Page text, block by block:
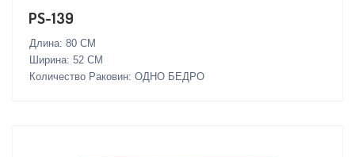
PS-139
Длина: 80 СМ
Ширина: 52 СМ
Количество Раковин: ОДНО БЕДРО